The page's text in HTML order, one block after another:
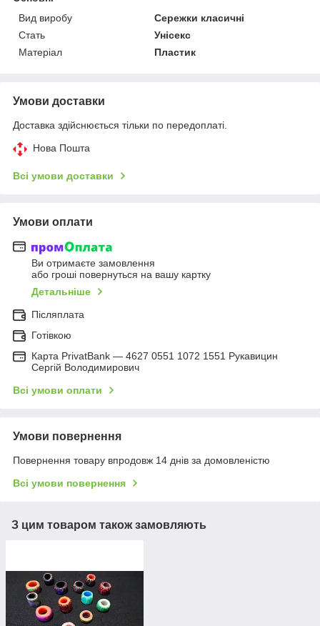
Вид виробу
Сережки класичні
Стать
Унісекс
Матеріал
Пластик
Умови доставки
Доставка здійснюється тільки по передоплаті.
Нова Пошта
Всі умови доставки
Умови оплати
Ви отримаєте замовлення
або гроші повернуться на вашу картку
Детальніше
Післяплата
Готівкою
Карта PrivatBank — 4627 0551 1072 1551 Рукавицин
Сергій Володимирович
Всі умови оплати
Умови повернення
Повернення товару впродовж 14 днів за домовленістю
Всі умови повернення
З цим товаром також замовляють